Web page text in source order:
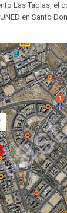
Las Tablas, el
en Santo